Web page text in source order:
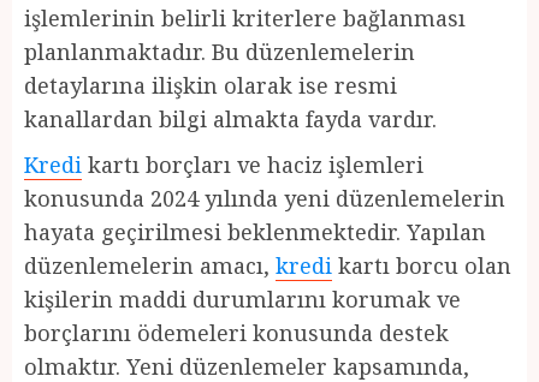
işlemlerinin belirli kriterlere bağlanması
planlanmaktadır. Bu düzenlemelerin
detaylarına ilişkin olarak ise resmi
kanallardan bilgi almakta fayda vardır.
Kredi kartı borçları ve haciz işlemleri
konusunda 2024 yılında yeni düzenlemelerin
hayata geçirilmesi beklenmektedir. Yapılan
düzenlemelerin amacı, kredi kartı borcu olan
kişilerin maddi durumlarını korumak ve
borçlarını ödemeleri konusunda destek
olmaktır. Yeni düzenlemeler kapsamında,